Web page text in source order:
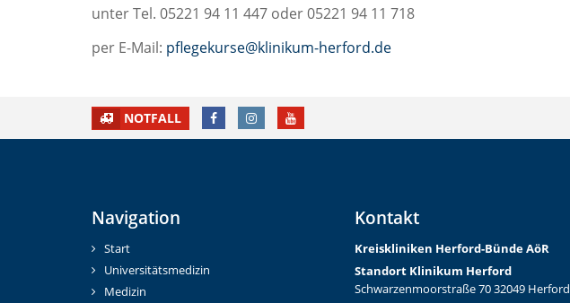
unter Tel. 05221 94 11 447 oder 05221 94 11 718
per E-Mail: pflegekurse@klinikum-herford.de
NOTFALL FACEBOOKINSTAGRAMYOUTUBE
Navigation
Start
Universitätsmedizin
Medizin
Kontakt
Kreiskliniken Herford-Bünde AöR
Standort Klinikum Herford
Schwarzenmoorstraße 70 32049 Herford